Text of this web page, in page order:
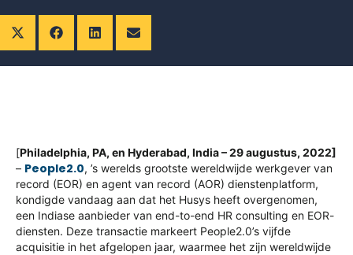
[Philadelphia, PA, en Hyderabad, India – 29 augustus, 2022]
– People2.0, ’s werelds grootste wereldwijde werkgever van
record (EOR) en agent van record (AOR) dienstenplatform,
kondigde vandaag aan dat het Husys heeft overgenomen,
een Indiase aanbieder van end-to-end HR consulting en EOR-
diensten. Deze transactie markeert People2.0’s vijfde
acquisitie in het afgelopen jaar, waarmee het zijn wereldwijde